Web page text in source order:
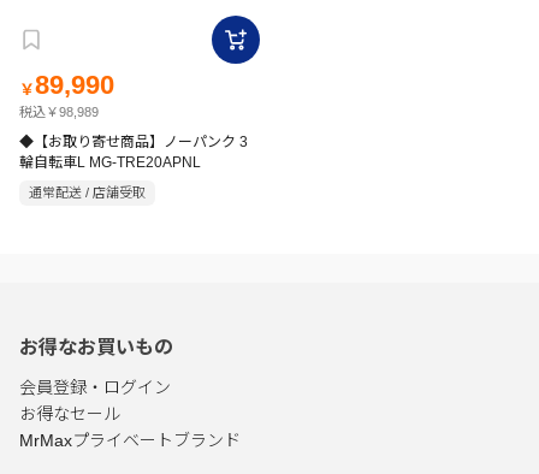
￥89,990
税込￥98,989
◆【お取り寄せ商品】ノーパンク 3
輪自転車L MG-TRE20APNL
通常配送 / 店舗受取
お得なお買いもの
会員登録・ログイン
お得なセール
MrMaxプライベートブランド